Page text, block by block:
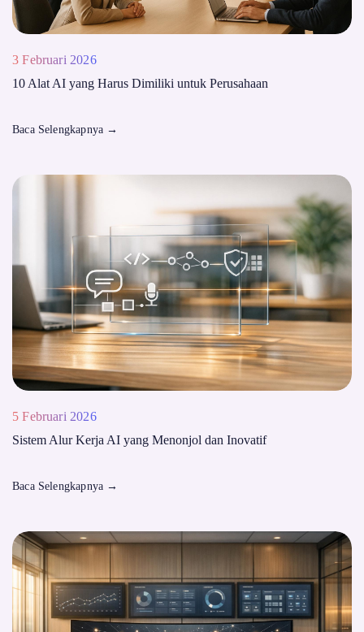
3 Februari 2026
10 Alat AI yang Harus Dimiliki untuk Perusahaan
Baca Selengkapnya →
5 Februari 2026
Sistem Alur Kerja AI yang Menonjol dan Inovatif
Baca Selengkapnya →